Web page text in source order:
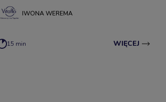
podejdzie ze spokojem i ufnością. Jak wychować
dziecko, by znało swoją prawdziwą wartość?
IWONA WEREMA
15 min WIĘCEJ